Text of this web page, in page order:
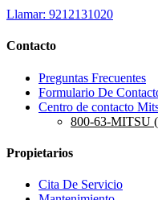
Llamar: 9212131020
Contacto
Preguntas Frecuentes
Formulario De
Centro de contacto
800-63-MITSU
Propietarios
Cita De Servicio